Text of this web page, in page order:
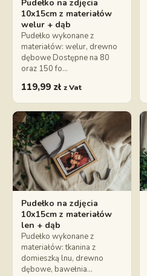
Pudełko na zdjęcia
10x15cm z materiałów
welur + dąb
Pudełko wykonane z
materiałów: welur, drewno
dębowe Dostępne na 80
oraz 150 fo…
119,99 zł z Vat
Pudełko na zdjęcia
10x15cm z materiałów
len + dąb
Pudełko wykonane z
materiałów: tkanina z
domieszką lnu, drewno
dębowe, bawełnia…